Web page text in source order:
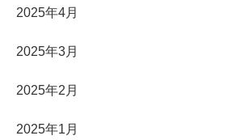
2025年4月
2025年3月
2025年2月
2025年1月